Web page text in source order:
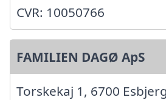
CVR: 10050766
FAMILIEN DAGØ ApS
Torskekaj 1, 6700 Esbjerg